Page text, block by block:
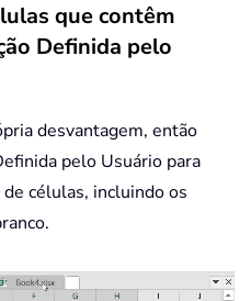
que contêm
Definida pelo
desvantagem, então
pelo Usuário para
células, incluindo os